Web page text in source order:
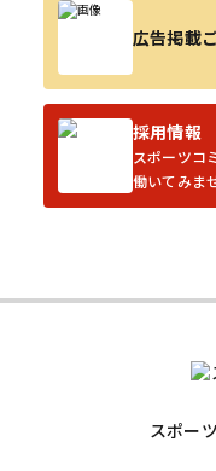
広告掲載
採用情報
スポーツコ
働いてみま
スポー